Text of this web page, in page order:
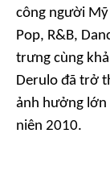
công người
Pop, R&B,
trưng cùng
Derulo đã trở
ảnh hưởng lớn
niên 2010.